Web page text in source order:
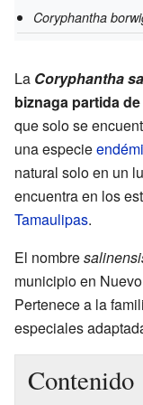
Coryphantha
La Coryphantha
biznaga partida
que solo se
una especie
natural solo en un
encuentra en los
Tamaulipas.
El nombre
municipio en
Pertenece a la
especiales
Contenido